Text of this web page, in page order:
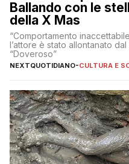
Ballando con le
della X Mas
“Comportamento
l’attore è stato allontanato dal
“Doveroso”
NEXTQUOTIDIANO-CULTURA E